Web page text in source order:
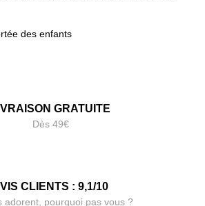
des enfants
GRATUITE
Dès 49€
CLIENTS : 9,1/10
adorent, pourquoi pas vous ?